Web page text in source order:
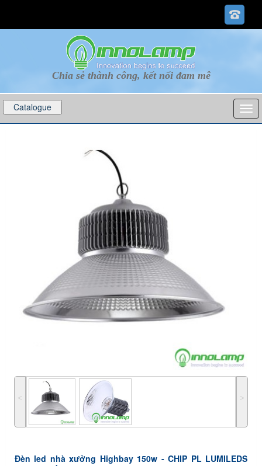
Chia sẻ thành công, kết nối đam mê
Catalogue p
˂ ˃
Đèn led nhà xưởng Highbay 150w - CHIP PL LUMILEDS